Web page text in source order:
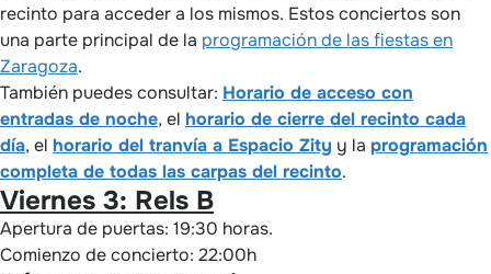
recinto para acceder a los mismos. Estos conciertos son
una parte principal de la programación de las fiestas en
Zaragoza.
También puedes consultar: Horario de acceso con
entradas de noche, el horario de cierre del recinto cada
día, el horario del tranvía a Espacio Zity y la programación
completa de todas las carpas del recinto.
Viernes 3: Rels B
Apertura de puertas: 19:30 horas.
Comienzo de concierto: 22:00h